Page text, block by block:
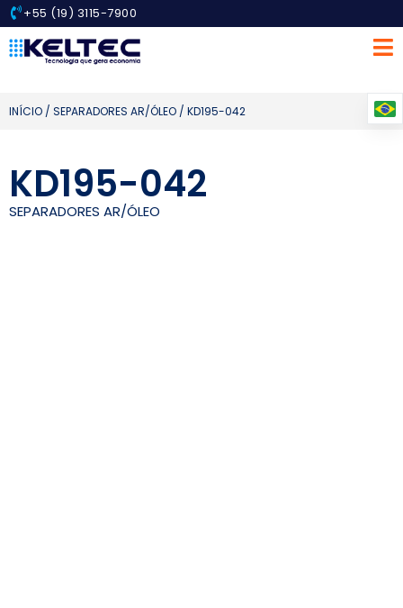
+55 (19) 3115-7900
INÍCIO / SEPARADORES AR/ÓLEO / KD195-042
KD195-042
SEPARADORES AR/ÓLEO